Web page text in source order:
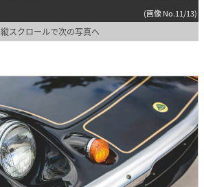
(画像 No.11/13)
縦スクロールで次の写真へ